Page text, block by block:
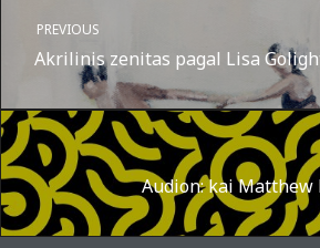
A post shared by Suru.lt - music multiactivity
PREVIOUS
Akrilinis zenitas pagal Lisa
Audion: kai Matthew